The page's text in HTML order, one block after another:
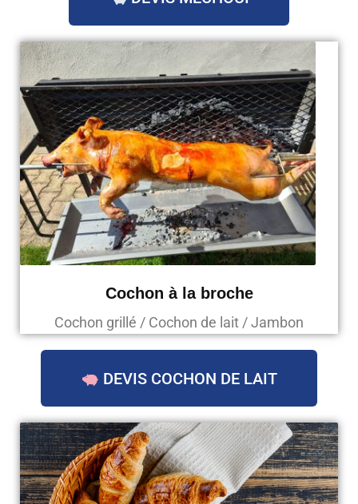
Cochon à la broche
Cochon grillé / Cochon de lait / Jambon
DEVIS COCHON DE LAIT